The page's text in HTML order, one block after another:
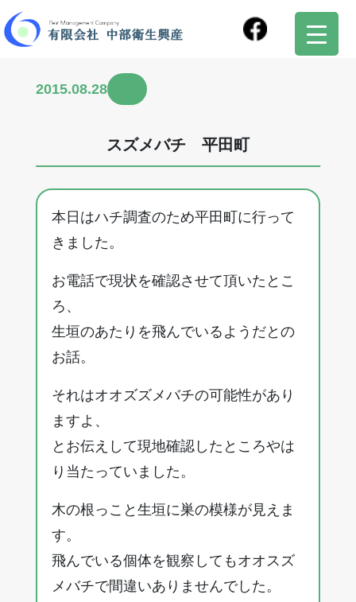
2015.08.28
スズメバチ 平田町
本日はハチ調査のため平田町に行って
きました。
お電話で現状を確認させて頂いたとこ
ろ、
生垣のあたりを飛んでいるようだとの
お話。
それはオオズズメバチの可能性があり
ますよ、
とお伝えして現地確認したところやは
り当たっていました。
木の根っこと生垣に巣の模様が見えま
す。
飛んでいる個体を観察してもオオスズ
メバチで間違いありませんでした。